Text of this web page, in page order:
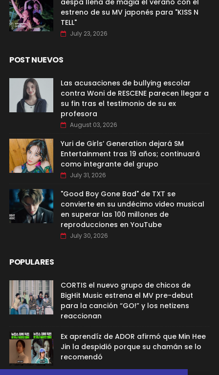
aespa llena de magia el verano con el
estreno de su MV japonés para "KISS N
TELL"
July 23, 2026
POST NUEVOS
Las acusaciones de bullying escolar
contra Woni de RESCENE parecen llegar a
su fin tras el testimonio de su ex
profesora
August 03, 2026
Yuri de Girls’ Generation dejará SM
Entertainment tras 19 años; continuará
como integrante del grupo
July 31, 2026
"Good Boy Gone Bad" de TXT se
convierte en su undécimo video musical
en superar las 100 millones de
reproducciones en YouTube
July 30, 2026
POPULARES
CORTIS el nuevo grupo de chicos de
BigHit Music estrena el MV pre-debut
para la canción “GO!” y los netizens
reaccionan
Ex aprendíz de ADOR afirmó que Min Hee
Jin la despidió porque su chamán se lo
recomendó